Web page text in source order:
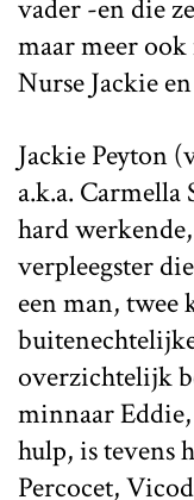
vader -en die
maar meer
Nurse Jackie
Jackie Peyton
a.k.a. Carmella
hard
verpleegster
een man, twee
overzichtelijk
minnaar
hulp, is tevens
Percocet,